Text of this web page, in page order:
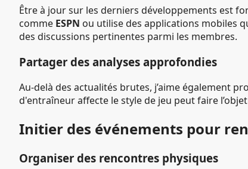
Être à jour sur les derniers développements est
comme ESPN ou utilise des applications mobiles
des discussions pertinentes parmi les membres.
Partager des analyses approfondies
Au-delà des actualités brutes, j’aime également
d'entraîneur affecte le style de jeu peut faire
Initier des événements pour
Organiser des rencontres physiques